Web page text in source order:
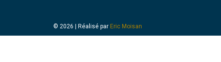
© 2026 | Réalisé par Eric Moisan